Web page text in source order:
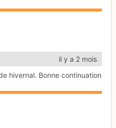
il y a 2 mois
hivernal. Bonne continuation